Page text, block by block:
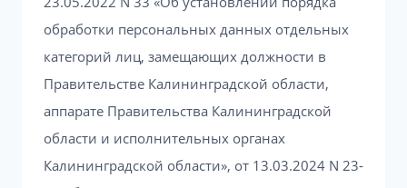
обработки персональных данных отдельных
категорий лиц, замещающих должности в
Правительстве Калининградской области,
аппарате Правительства Калининградской
области и исполнительных органах
Калининградской области», от 13.03.2024 N 23-